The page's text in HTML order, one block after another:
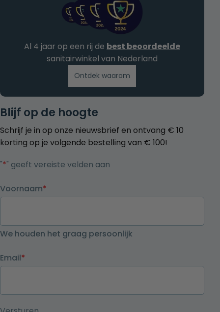
Blijf op de hoogte
Schrijf je in op onze nieuwsbrief en ontvang € 10
korting op je volgende bestelling van € 100!
"*" geeft vereiste velden aan
Voornaam*
We houden het graag persoonlijk
Email*
Al 4 jaar op een rij de best beoordeelde
sanitairwinkel van Nederland
Ontdek waarom